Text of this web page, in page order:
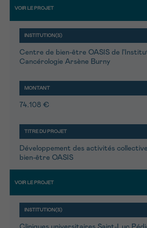
Centre de bien-être OASIS de
Cancérologie Arsène Burny
74.108 €
Développement des activités
bien-être OASIS